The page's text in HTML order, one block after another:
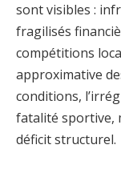
sont visibles :
fragilisés
compétitions
approximative
conditions,
fatalité sportive,
déficit structurel.